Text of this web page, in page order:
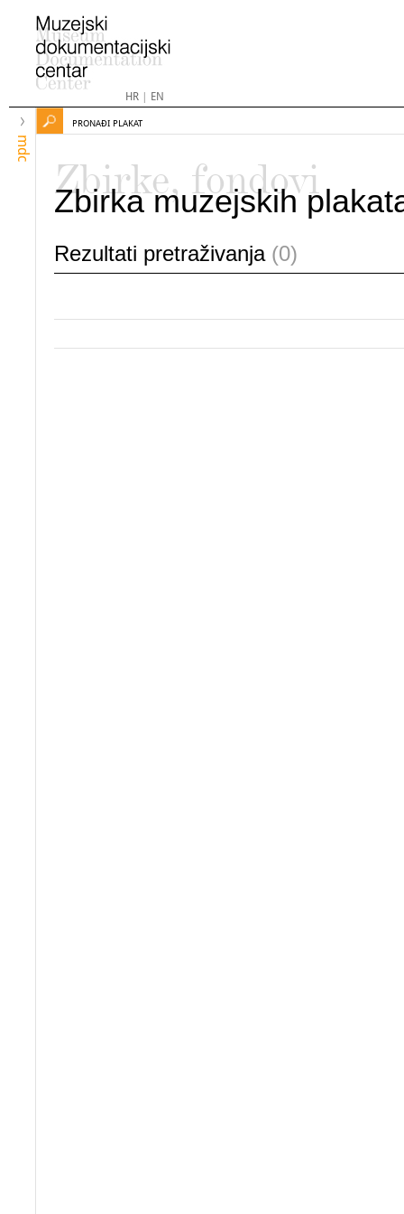
HR| EN
mdc
PRONAĐI PLAKAT
Zbirke, fondovi
Zbirka muzejskih
Rezultati pretraživanja (0)